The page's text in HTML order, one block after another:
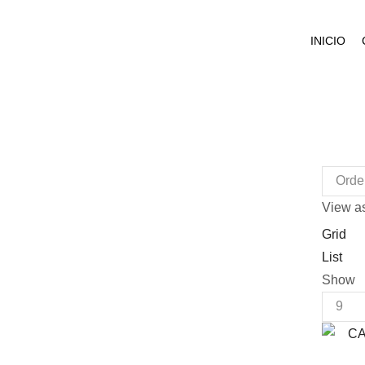
INICIO
View
Grid
List
Show
per